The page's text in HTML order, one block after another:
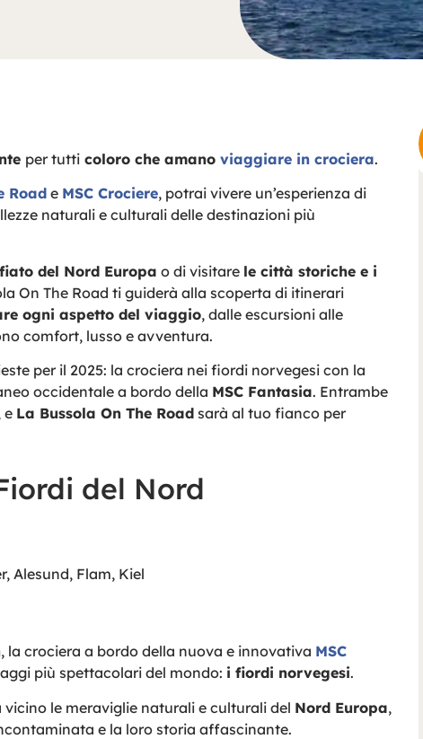
per tutti coloro che amano viaggiare in crociera.
Road e MSC Crociere, potrai vivere un’esperienza di
naturali e culturali delle destinazioni più
del Nord Europa o di visitare le città storiche e i
On The Road ti guiderà alla scoperta di itinerari
ogni aspetto del viaggio, dalle escursioni alle
comfort, lusso e avventura.
per il 2025: la crociera nei fiordi norvegesi con la
occidentale a bordo della MSC Fantasia. Entrambe
e La Bussola On The Road sarà al tuo fianco per
del Nord
Alesund, Flam, Kiel
, la crociera a bordo della nuova e innovativa MSC
più spettacolari del mondo: i fiordi norvegesi.
le meraviglie naturali e culturali del Nord Europa,
e la loro storia affascinante.